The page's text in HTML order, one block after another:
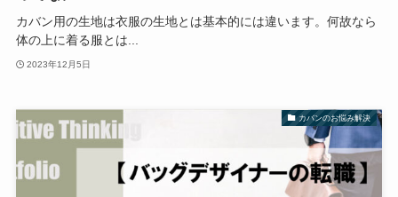
カバン用の生地は衣服の生地とは基本的には違います。何故なら
体の上に着る服とは...
2023年12月5日
カバンのお悩み解決